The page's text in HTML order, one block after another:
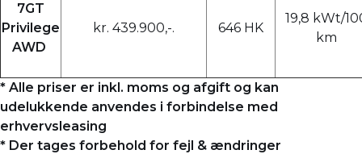
7GT
Privilege
AWD
kr. 439.900,-. 646 HK
19,8 kWt/
km
* Alle priser er inkl. moms og afgift og kan
udelukkende anvendes i forbindelse med
erhvervsleasing
* Der tages forbehold for fejl & ændringer